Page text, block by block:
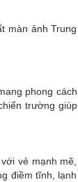
màn ảnh Trung
phong cách
trường giúp
vẻ mạnh mẽ,
điềm tĩnh, lạnh